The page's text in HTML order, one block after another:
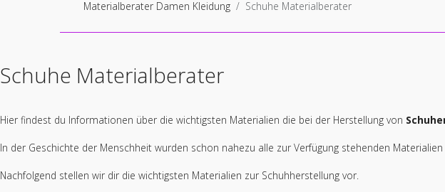
Materialberater Damen Kleidung Schuhe Materialberater
Schuhe Materialberater
Hier findest du Informationen über die wichtigsten Materialien die bei der Herstellung von
In der Geschichte der Menschheit wurden schon nahezu alle zur Verfügung stehenden
Nachfolgend stellen wir dir die wichtigsten Materialien zur Schuhherstellung vor.